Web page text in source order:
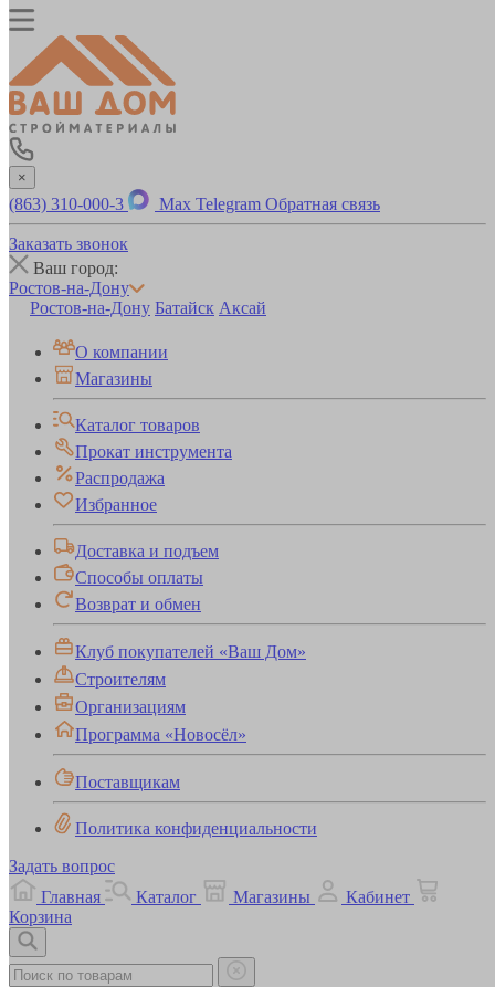
×
(863) 310-000-3 Max Telegram Обратная связь
Заказать звонок
Ваш город:
Ростов-на-Дону
Ростов-на-Дону Батайск Аксай
О компании
Магазины
Каталог товаров
Прокат инструмента
Распродажа
Избранное
Доставка и подъем
Способы оплаты
Возврат и обмен
Клуб покупателей «Ваш Дом»
Строителям
Организациям
Программа «Новосёл»
Поставщикам
Политика конфиденциальности
Задать вопрос
Главная
Каталог Магазины
Кабинет
Корзина